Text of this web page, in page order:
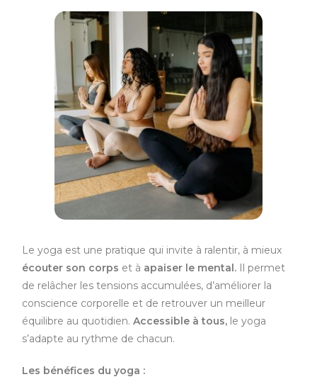
Le yoga est une pratique qui invite à ralentir, à mieux
écouter son corps et à apaiser le mental. Il permet
de relâcher les tensions accumulées, d’améliorer la
conscience corporelle et de retrouver un meilleur
équilibre au quotidien.Accessible à tous, le yoga
s’adapte au rythme de chacun.
Les bénéfices du yoga :